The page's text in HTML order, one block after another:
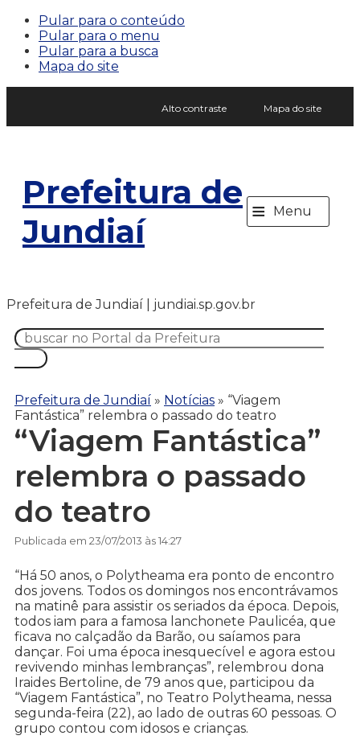
Pular para o conteúdo
Pular para o menu
Pular para a busca
Mapa do site
Alto contraste Mapa do site
Prefeitura de
Jundiaí
≡ Menu
Prefeitura de Jundiaí | jundiai.sp.gov.br
Prefeitura de Jundiaí » Notícias » “Viagem
Fantástica” relembra o passado do teatro
“Viagem Fantástica”
relembra o passado
do teatro
Publicada em 23/07/2013 às 14:27
“Há 50 anos, o Polytheama era ponto de encontro
dos jovens. Todos os domingos nos encontrávamos
na matinê para assistir os seriados da época. Depois,
todos iam para a famosa lanchonete Paulicéa, que
ficava no calçadão da Barão, ou saíamos para
dançar. Foi uma época inesquecível e agora estou
revivendo minhas lembranças”, relembrou dona
Iraides Bertoline, de 79 anos que, participou da
“Viagem Fantástica”, no Teatro Polytheama, nessa
segunda-feira (22), ao lado de outras 60 pessoas. O
grupo contou com idosos e crianças.